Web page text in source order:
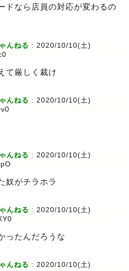
ドなら店員の対応が変わるの
んねる : 2020/10/10(土)
て厳しく裁け
んねる : 2020/10/10(土)
んねる : 2020/10/10(土)
奴がチラホラ
んねる : 2020/10/10(土)
ったんだろうな
んねる : 2020/10/10(土)